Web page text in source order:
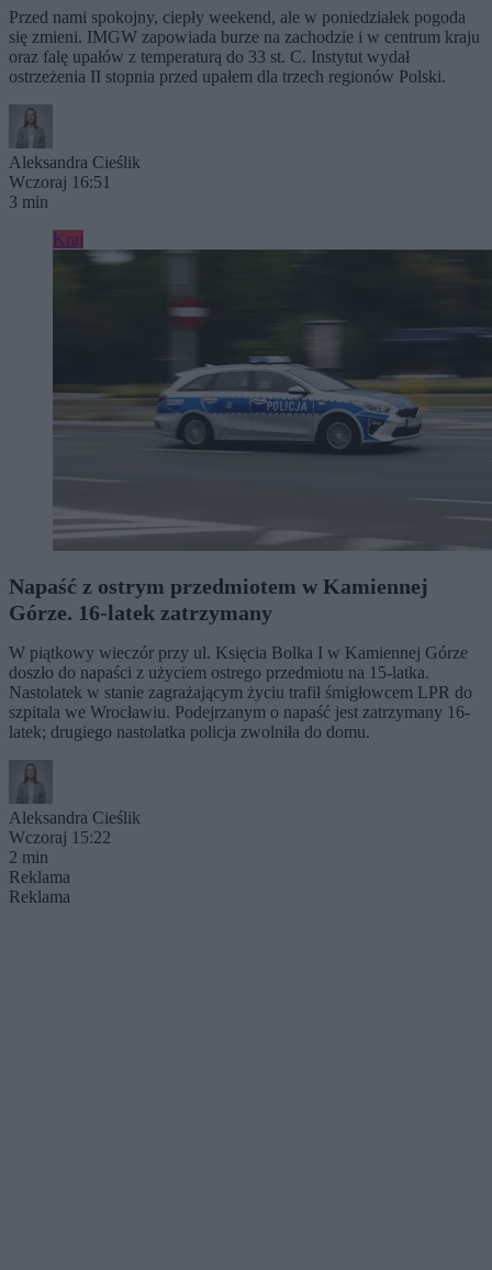
Przed nami spokojny, ciepły weekend, ale w poniedziałek pogoda
się zmieni. IMGW zapowiada burze na zachodzie i w centrum kraju
oraz falę upałów z temperaturą do 33 st. C. Instytut wydał
ostrzeżenia II stopnia przed upałem dla trzech regionów Polski.
Aleksandra Cieślik
Wczoraj 16:51
3 min
Kraj
Napaść z ostrym przedmiotem w Kamiennej
Górze. 16-latek zatrzymany
W piątkowy wieczór przy ul. Księcia Bolka I w Kamiennej Górze
doszło do napaści z użyciem ostrego przedmiotu na 15-latka.
Nastolatek w stanie zagrażającym życiu trafił śmigłowcem LPR do
szpitala we Wrocławiu. Podejrzanym o napaść jest zatrzymany 16-
latek; drugiego nastolatka policja zwolniła do domu.
Aleksandra Cieślik
Wczoraj 15:22
2 min
Reklama
Reklama